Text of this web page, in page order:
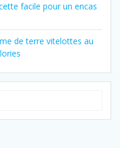
facile pour un encas
de terre vitelottes au